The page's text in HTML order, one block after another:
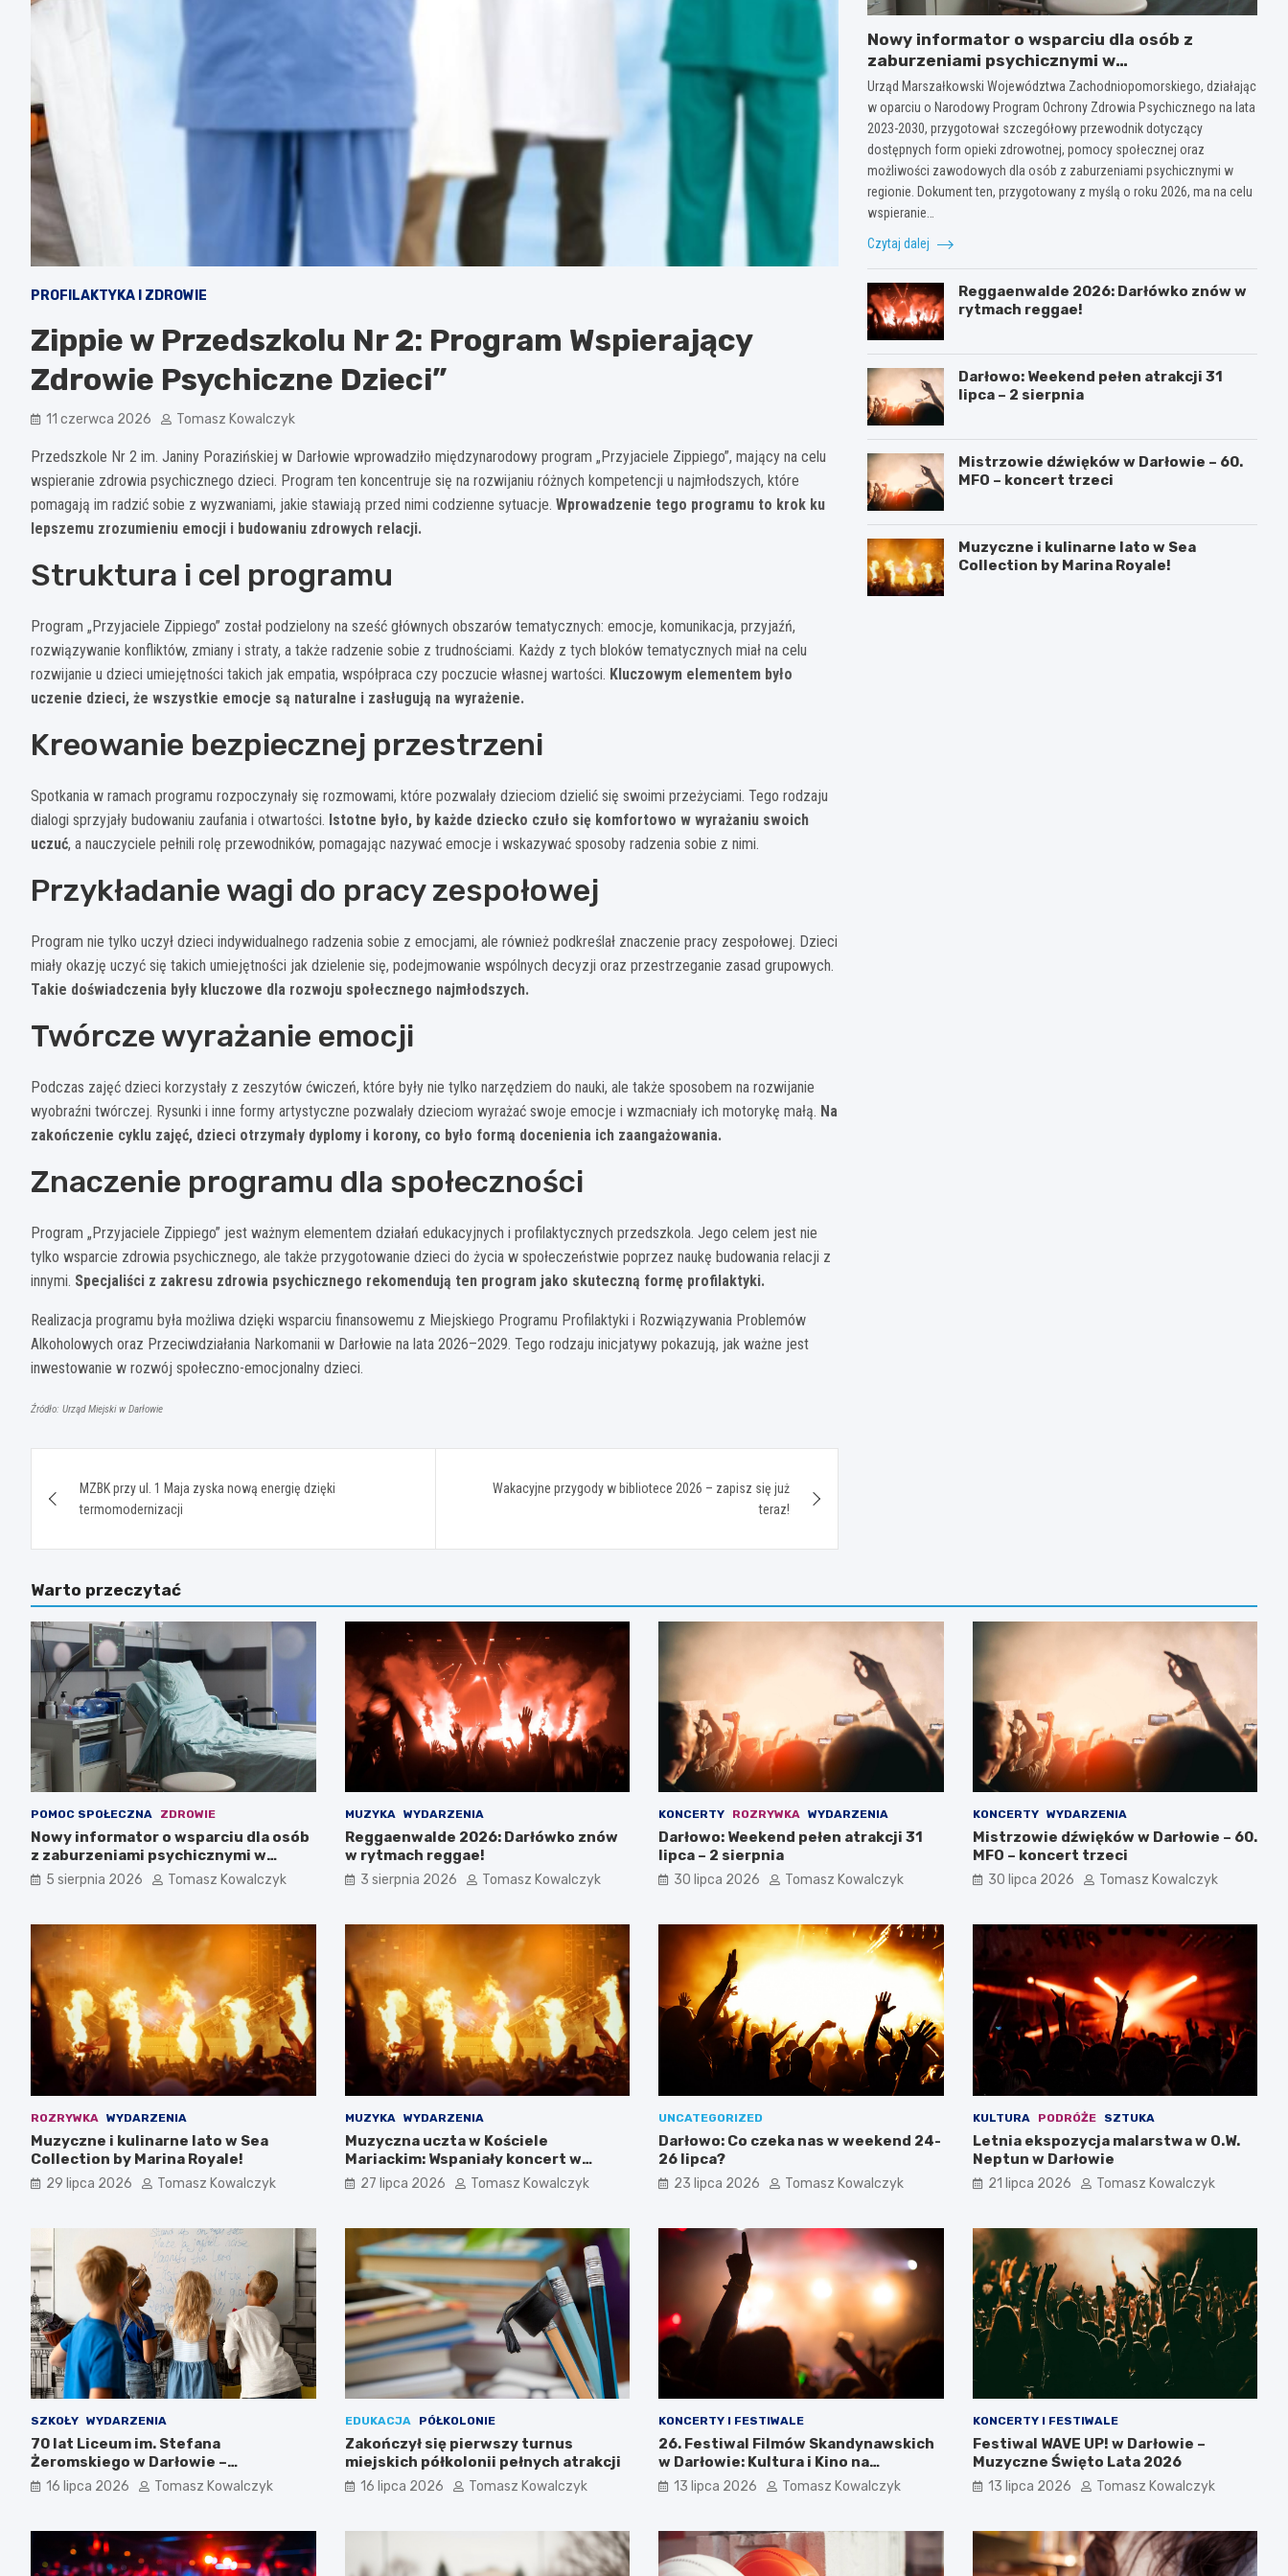
PROFILAKTYKA I ZDROWIE
Zippie w Przedszkolu Nr 2: Program Wspierający
Zdrowie Psychiczne Dzieci”
11 czerwca 2026 Tomasz Kowalczyk
Przedszkole Nr 2 im. Janiny Porazińskiej w Darłowie wprowadziło międzynarodowy program „Przyjaciele Zippiego”, mający na celu
wspieranie zdrowia psychicznego dzieci. Program ten koncentruje się na rozwijaniu różnych kompetencji u najmłodszych, które
pomagają im radzić sobie z wyzwaniami, jakie stawiają przed nimi codzienne sytuacje. Wprowadzenie tego programu to krok ku
lepszemu zrozumieniu emocji i budowaniu zdrowych relacji.
Struktura i cel programu
Program „Przyjaciele Zippiego” został podzielony na sześć głównych obszarów tematycznych: emocje, komunikacja, przyjaźń,
rozwiązywanie konfliktów, zmiany i straty, a także radzenie sobie z trudnościami. Każdy z tych bloków tematycznych miał na celu
rozwijanie u dzieci umiejętności takich jak empatia, współpraca czy poczucie własnej wartości. Kluczowym elementem było
uczenie dzieci, że wszystkie emocje są naturalne i zasługują na wyrażenie.
Kreowanie bezpiecznej przestrzeni
Spotkania w ramach programu rozpoczynały się rozmowami, które pozwalały dzieciom dzielić się swoimi przeżyciami. Tego rodzaju
dialogi sprzyjały budowaniu zaufania i otwartości. Istotne było, by każde dziecko czuło się komfortowo w wyrażaniu swoich
uczuć, a nauczyciele pełnili rolę przewodników, pomagając nazywać emocje i wskazywać sposoby radzenia sobie z nimi.
Przykładanie wagi do pracy zespołowej
Program nie tylko uczył dzieci indywidualnego radzenia sobie z emocjami, ale również podkreślał znaczenie pracy zespołowej. Dzieci
miały okazję uczyć się takich umiejętności jak dzielenie się, podejmowanie wspólnych decyzji oraz przestrzeganie zasad grupowych.
Takie doświadczenia były kluczowe dla rozwoju społecznego najmłodszych.
Twórcze wyrażanie emocji
Podczas zajęć dzieci korzystały z zeszytów ćwiczeń, które były nie tylko narzędziem do nauki, ale także sposobem na rozwijanie
wyobraźni twórczej. Rysunki i inne formy artystyczne pozwalały dzieciom wyrażać swoje emocje i wzmacniały ich motorykę małą. Na
zakończenie cyklu zajęć, dzieci otrzymały dyplomy i korony, co było formą docenienia ich zaangażowania.
Znaczenie programu dla społeczności
Program „Przyjaciele Zippiego” jest ważnym elementem działań edukacyjnych i profilaktycznych przedszkola. Jego celem jest nie
tylko wsparcie zdrowia psychicznego, ale także przygotowanie dzieci do życia w społeczeństwie poprzez naukę budowania relacji z
innymi. Specjaliści z zakresu zdrowia psychicznego rekomendują ten program jako skuteczną formę profilaktyki.
Realizacja programu była możliwa dzięki wsparciu finansowemu z Miejskiego Programu Profilaktyki i Rozwiązywania Problemów
Alkoholowych oraz Przeciwdziałania Narkomanii w Darłowie na lata 2026–2029. Tego rodzaju inicjatywy pokazują, jak ważne jest
inwestowanie w rozwój społeczno-emocjonalny dzieci.
Źródło: Urząd Miejski w Darłowie
wpisuMZBK przy ul. 1 Maja zyska nową energię dzięki
termomodernizacji
Wakacyjne przygody w bibliotece 2026 – zapisz się już
teraz!
Nowy informator o wsparciu dla osób z
zaburzeniami psychicznymi w
Zachodniopomorskiem na 2026 rok
Urząd Marszałkowski Województwa Zachodniopomorskiego, działając
w oparciu o Narodowy Program Ochrony Zdrowia Psychicznego na lata
2023-2030, przygotował szczegółowy przewodnik dotyczący
dostępnych form opieki zdrowotnej, pomocy społecznej oraz
możliwości zawodowych dla osób z zaburzeniami psychicznymi w
regionie. Dokument ten, przygotowany z myślą o roku 2026, ma na celu
wspieranie…
Czytaj dalej
Reggaenwalde 2026: Darłówko znów w
rytmach reggae!
Darłowo: Weekend pełen atrakcji 31
lipca – 2 sierpnia
Mistrzowie dźwięków w Darłowie – 60.
MFO – koncert trzeci
Muzyczne i kulinarne lato w Sea
Collection by Marina Royale!
Warto przeczytać
POMOC SPOŁECZNA ZDROWIE
Nowy informator o wsparciu dla osób
z zaburzeniami psychicznymi w
Zachodniopomorskiem na 2026 rok
5 sierpnia 2026 Tomasz Kowalczyk
MUZYKA WYDARZENIA
Reggaenwalde 2026: Darłówko znów
w rytmach reggae!
3 sierpnia 2026 Tomasz Kowalczyk
KONCERTY ROZRYWKA WYDARZENIA
Darłowo: Weekend pełen atrakcji 31
lipca – 2 sierpnia
30 lipca 2026 Tomasz Kowalczyk
KONCERTY WYDARZENIA
Mistrzowie dźwięków w Darłowie – 60.
MFO – koncert trzeci
30 lipca 2026 Tomasz Kowalczyk
ROZRYWKA WYDARZENIA
Muzyczne i kulinarne lato w Sea
Collection by Marina Royale!
29 lipca 2026 Tomasz Kowalczyk
MUZYKA WYDARZENIA
Muzyczna uczta w Kościele
Mariackim: Wspaniały koncert w
Darłowie
27 lipca 2026 Tomasz Kowalczyk
UNCATEGORIZED
Darłowo: Co czeka nas w weekend 24-
26 lipca?
23 lipca 2026 Tomasz Kowalczyk
KULTURA PODRÓŻE SZTUKA
Letnia ekspozycja malarstwa w O.W.
Neptun w Darłowie
21 lipca 2026 Tomasz Kowalczyk
SZKOŁY WYDARZENIA
70 lat Liceum im. Stefana
Żeromskiego w Darłowie –
Świętujemy razem!
16 lipca 2026 Tomasz Kowalczyk
EDUKACJA PÓŁKOLONIE
Zakończył się pierwszy turnus
miejskich półkolonii pełnych atrakcji
16 lipca 2026 Tomasz Kowalczyk
KONCERTY I FESTIWALE
26. Festiwal Filmów Skandynawskich
w Darłowie: Kultura i Kino na
Wyciągnięcie Ręki
13 lipca 2026 Tomasz Kowalczyk
KONCERTY I FESTIWALE
Festiwal WAVE UP! w Darłowie –
Muzyczne Święto Lata 2026
13 lipca 2026 Tomasz Kowalczyk